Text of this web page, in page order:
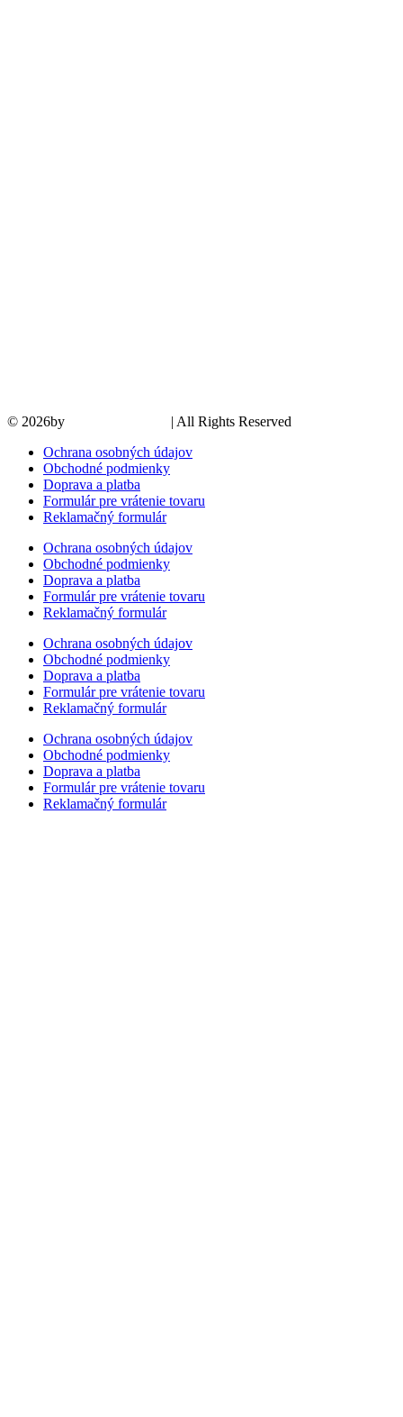
© 2026by
| All Rights Reserved
Ochrana osobných údajov
Obchodné podmienky
Doprava a platba
Formulár pre vrátenie tovaru
Reklamačný formulár
Ochrana osobných údajov
Obchodné podmienky
Doprava a platba
Formulár pre vrátenie tovaru
Reklamačný formulár
Ochrana osobných údajov
Obchodné podmienky
Doprava a platba
Formulár pre vrátenie tovaru
Reklamačný formulár
Ochrana osobných údajov
Obchodné podmienky
Doprava a platba
Formulár pre vrátenie tovaru
Reklamačný formulár